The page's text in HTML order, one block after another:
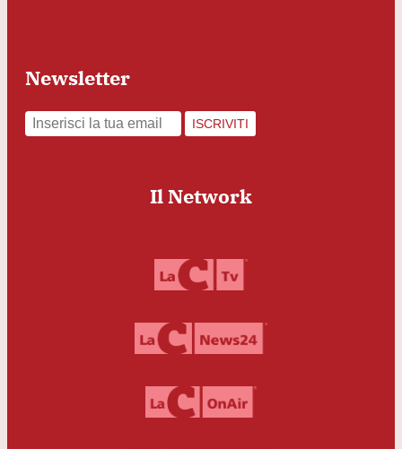
Newsletter
ISCRIVITI
Il Network